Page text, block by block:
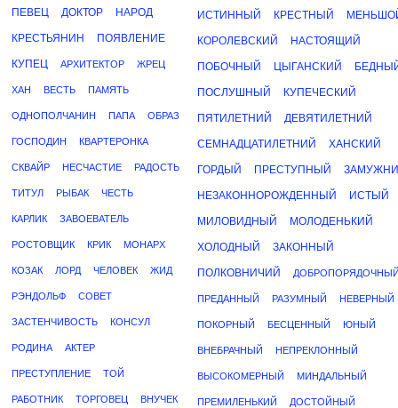
ПЕВЕЦ ДОКТОР НАРОД
КРЕСТЬЯНИН ПОЯВЛЕНИЕ
КУПЕЦ АРХИТЕКТОР ЖРЕЦ
ХАН ВЕСТЬ ПАМЯТЬ
ОДНОПОЛЧАНИН ПАПА ОБРАЗ
ГОСПОДИН КВАРТЕРОНКА
СКВАЙР НЕСЧАСТИЕ РАДОСТЬ
ТИТУЛ РЫБАК ЧЕСТЬ
КАРЛИК ЗАВОЕВАТЕЛЬ
РОСТОВЩИК КРИК МОНАРХ
КОЗАК ЛОРД ЧЕЛОВЕК ЖИД
РЭНДОЛЬФ СОВЕТ
ЗАСТЕНЧИВОСТЬ КОНСУЛ
РОДИНА АКТЕР
ПРЕСТУПЛЕНИЕ ТОЙ
РАБОТНИК ТОРГОВЕЦ ВНУЧЕК
ИСТИННЫЙ КРЕСТНЫЙ
КОРОЛЕВСКИЙ НАСТОЯЩИЙ
ПОБОЧНЫЙ ЦЫГАНСКИЙ
ПОСЛУШНЫЙ КУПЕЧЕСКИЙ
ПЯТИЛЕТНИЙ ДЕВЯТИЛЕТНИЙ
СЕМНАДЦАТИЛЕТНИЙ ХАНСКИЙ
ГОРДЫЙ ПРЕСТУПНЫЙ
НЕЗАКОННОРОЖДЕННЫЙ ИСТЫЙ
МИЛОВИДНЫЙ МОЛОДЕНЬКИЙ
ХОЛОДНЫЙ ЗАКОННЫЙ
ПОЛКОВНИЧИЙ
ПРЕДАННЫЙ РАЗУМНЫЙ НЕВЕРНЫЙ
ПОКОРНЫЙ БЕСЦЕННЫЙ ЮНЫЙ
ВНЕБРАЧНЫЙ НЕПРЕКЛОННЫЙ
ВЫСОКОМЕРНЫЙ МИНДАЛЬНЫЙ
ПРЕМИЛЕНЬКИЙ ДОСТОЙНЫЙ